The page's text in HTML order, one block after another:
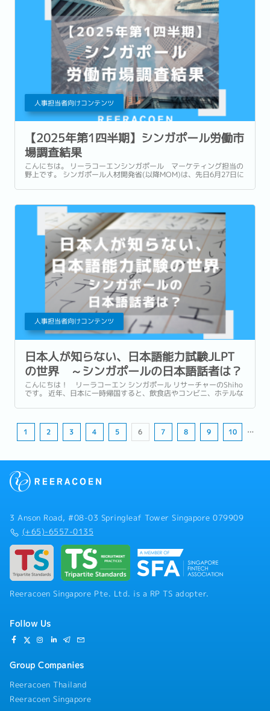
人事担当者向けコンテンツ
【2025年第1四半期】シンガポール労働市
場調査結果
こんにちは。 リーラコーエンシンガポール マーケティング担当の
野上です。 シンガポール人材開発省(以降MOM)は、先日6月27日に
本調査によると、雇用は引き続き拡大したものの、そのペースは前
人事担当者向けコンテンツ
日本人が知らない、日本語能力試験JLPT
の世界 ～シンガポールの日本語話者は？
こんにちは！ リーラコーエン シンガポール リサーチャーのShiho
です。 近年、日本に一時帰国すると、飲食店やコンビニ、ホテルな
か。...
1 2 3 4 5 6 7 8 9 10 …
3 Anson Road, #08-03 Springleaf Tower Singapore 079909
(+65)-6557-0135
Reeracoen Singapore Pte. Ltd. is a RP TS adopter.
Follow Us
Group Companies
Reeracoen Thailand
Reeracoen Singapore